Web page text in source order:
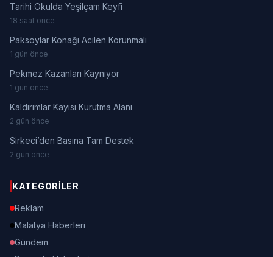
Tarihi Okulda Yeşilçam Keyfi
18 saat önce
Paksoylar Konağı Acilen Korunmalı
1 gün önce
Pekmez Kazanları Kaynıyor
1 gün önce
Kaldırımlar Kayısı Kurutma Alanı
2 gün önce
Sirkeci’den Basına Tam Destek
2 gün önce
KATEGORILER
Reklam
Malatya Haberleri
Gündem